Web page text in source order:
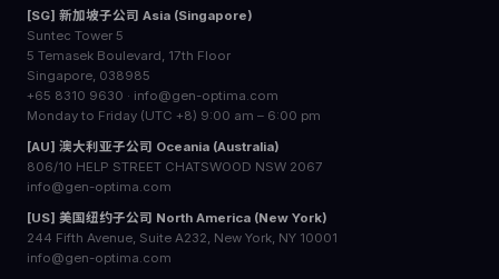
[SG] 新加坡子公司 Asia (Singapore)
Suntec Tower 5
5 Temasek Boulevard, 17th Floor
Singapore, 038985
+65 8310 9630 · info@gen-optima.com
Monday to Friday (UTC +8) 9:00 am – 6:00 pm
[AU] 澳大利亚子公司 Oceania (Australia)
806/10 HELP STREET CHATSWOOD NSW 2067
info@gen-optima.com
[US] 美国纽约子公司 North America (New York)
244 Fifth Avenue, Suite A232, New York, NY 10001
info@gen-optima.com